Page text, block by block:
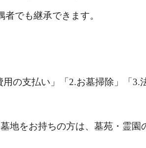
でも継承できます。
の支払い」「 2.お墓掃除」「 3.
地をお持ちの方は、墓苑・霊園